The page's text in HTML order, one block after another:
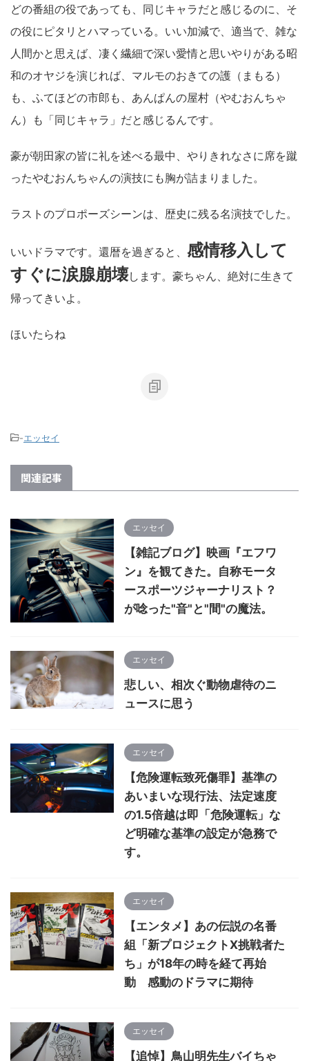
どの番組の役であっても、同じキャラだと感じるのに、そ
の役にピタリとハマっている。いい加減で、適当で、雑な
人間かと思えば、凄く繊細で深い愛情と思いやりがある昭
和のオヤジを演じれば、マルモのおきての護（まもる）
も、ふてほどの市郎も、あんぱんの屋村（やむおんちゃ
ん）も「同じキャラ」だと感じるんです。
豪が朝田家の皆に礼を述べる最中、やりきれなさに席を蹴
ったやむおんちゃんの演技にも胸が詰まりました。
ラストのプロポーズシーンは、歴史に残る名演技でした。
いいドラマです。還暦を過ぎると、 感情移入して
すぐに涙腺崩壊します。豪ちゃん、絶対に生きて
帰ってきいよ。
ほいたらね
-エッセイ
関連記事
エッセイ
【雑記ブログ】映画『エフワ
ン』を観てきた。自称モータ
ースポーツジャーナリスト？
が唸った"音"と"間"の魔法。
エッセイ
悲しい、相次ぐ動物虐待のニ
ュースに思う
エッセイ
【危険運転致死傷罪】基準の
あいまいな現行法、法定速度
の1.5倍越は即「危険運転」な
ど明確な基準の設定が急務で
す。
エッセイ
【エンタメ】あの伝説の名番
組「新プロジェクトX挑戦者た
ち」が18年の時を経て再始
動 感動のドラマに期待
エッセイ
【追悼】鳥山明先生バイちゃ